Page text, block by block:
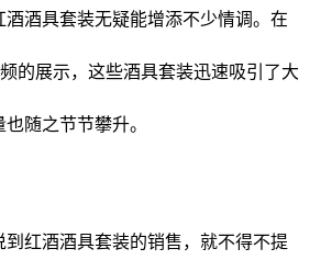
酒具套装无疑能增添不少情调。在
的展示，这些酒具套装迅速吸引了大
随之节节攀升。
红酒酒具套装的销售，就不得不提